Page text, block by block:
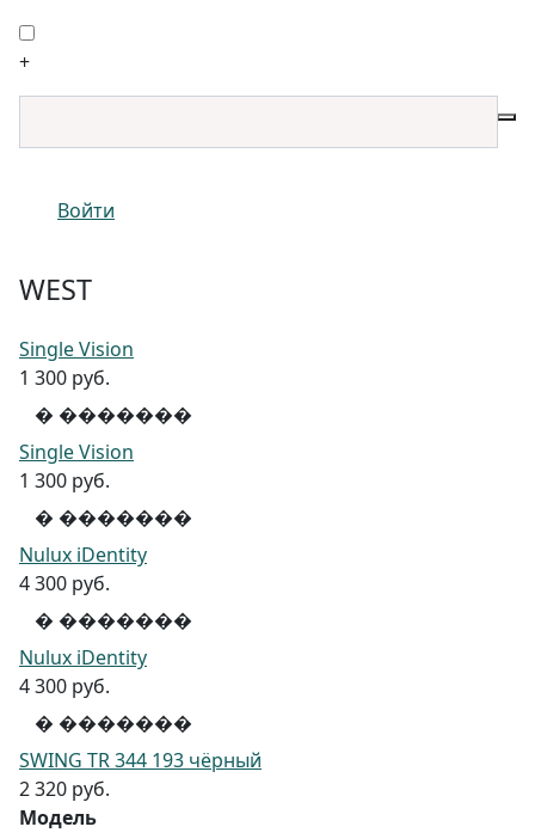
+
Войти
WEST
Single Vision
1 300 руб.
� �������
Single Vision
1 300 руб.
� �������
Nulux iDentity
4 300 руб.
� �������
Nulux iDentity
4 300 руб.
� �������
SWING TR 344 193 чёрный
2 320 руб.
Модель